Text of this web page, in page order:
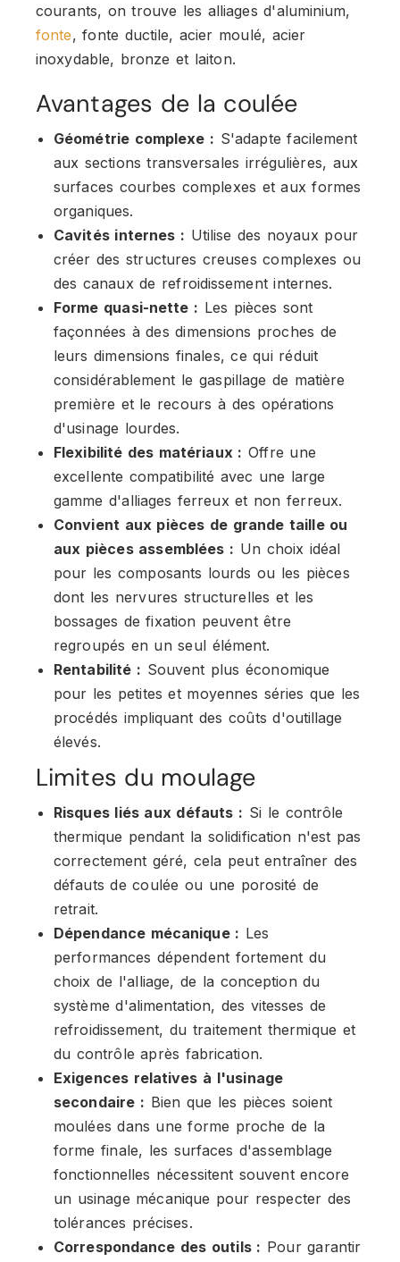
courants, on trouve les alliages d'aluminium,
fonte, fonte ductile, acier moulé, acier
inoxydable, bronze et laiton.
Avantages de la coulée
Géométrie complexe : S'adapte facilement
aux sections transversales irrégulières, aux
surfaces courbes complexes et aux formes
organiques.
Cavités internes : Utilise des noyaux pour
créer des structures creuses complexes ou
des canaux de refroidissement internes.
Forme quasi-nette : Les pièces sont
façonnées à des dimensions proches de
leurs dimensions finales, ce qui réduit
considérablement le gaspillage de matière
première et le recours à des opérations
d'usinage lourdes.
Flexibilité des matériaux : Offre une
excellente compatibilité avec une large
gamme d'alliages ferreux et non ferreux.
Convient aux pièces de grande taille ou
aux pièces assemblées : Un choix idéal
pour les composants lourds ou les pièces
dont les nervures structurelles et les
bossages de fixation peuvent être
regroupés en un seul élément.
Rentabilité : Souvent plus économique
pour les petites et moyennes séries que les
procédés impliquant des coûts d'outillage
élevés.
Limites du moulage
Risques liés aux défauts : Si le contrôle
thermique pendant la solidification n'est pas
correctement géré, cela peut entraîner des
défauts de coulée ou une porosité de
retrait.
Dépendance mécanique : Les
performances dépendent fortement du
choix de l'alliage, de la conception du
système d'alimentation, des vitesses de
refroidissement, du traitement thermique et
du contrôle après fabrication.
Exigences relatives à l'usinage
secondaire : Bien que les pièces soient
moulées dans une forme proche de la
forme finale, les surfaces d'assemblage
fonctionnelles nécessitent souvent encore
un usinage mécanique pour respecter des
tolérances précises.
Correspondance des outils : Pour garantir